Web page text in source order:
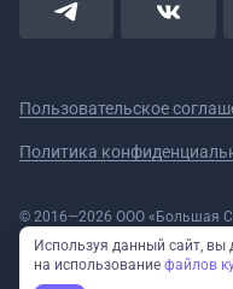
Пользовательское
Политика
© 2016—2026 ООО «Большая
5908078160/590801001 ОГРН
Номер в реестре
11.10.2018)
Используя данный сайт, вы
на использование файлов